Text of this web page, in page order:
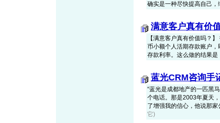
确实是一种尽快提高自己
满意客户真有价
【满意客户真有价值吗？
币小额个人活期存款账户
存款利率。这么做的结果
蓝光CRM咨询手
“蓝光是成都地产的一匹黑
个电话。那是2003年夏天
了增强我的信心，他说那
它)